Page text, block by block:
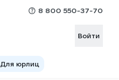
8 800 550-37-70
Войти
Для юрлиц